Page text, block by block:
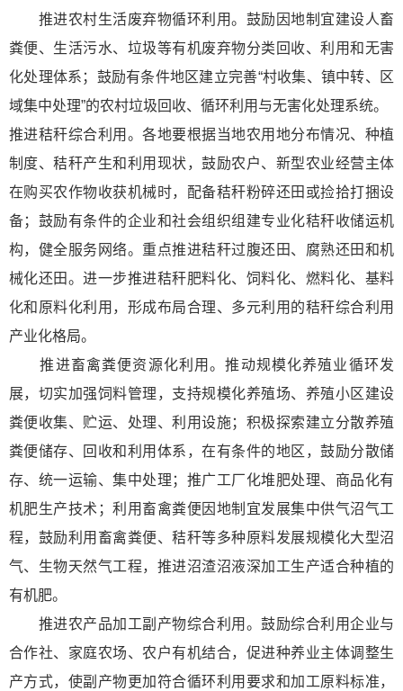
推进农村生活废弃物循环利用。鼓励因地制宜建设人畜
粪便、生活污水、垃圾等有机废弃物分类回收、利用和无害
化处理体系；鼓励有条件地区建立完善“村收集、镇中转、区
域集中处理”的农村垃圾回收、循环利用与无害化处理系统。
推进秸秆综合利用。各地要根据当地农用地分布情况、种植
制度、秸秆产生和利用现状，鼓励农户、新型农业经营主体
在购买农作物收获机械时，配备秸秆粉碎还田或捡拾打捆设
备；鼓励有条件的企业和社会组织组建专业化秸秆收储运机
构，健全服务网络。重点推进秸秆过腹还田、腐熟还田和机
械化还田。进一步推进秸秆肥料化、饲料化、燃料化、基料
化和原料化利用，形成布局合理、多元利用的秸秆综合利用
产业化格局。
推进畜禽粪便资源化利用。推动规模化养殖业循环发
展，切实加强饲料管理，支持规模化养殖场、养殖小区建设
粪便收集、贮运、处理、利用设施；积极探索建立分散养殖
粪便储存、回收和利用体系，在有条件的地区，鼓励分散储
存、统一运输、集中处理；推广工厂化堆肥处理、商品化有
机肥生产技术；利用畜禽粪便因地制宜发展集中供气沼气工
程，鼓励利用畜禽粪便、秸秆等多种原料发展规模化大型沼
气、生物天然气工程，推进沼渣沼液深加工生产适合种植的
有机肥。
推进农产品加工副产物综合利用。鼓励综合利用企业与
合作社、家庭农场、农户有机结合，促进种养业主体调整生
产方式，使副产物更加符合循环利用要求和加工原料标准，